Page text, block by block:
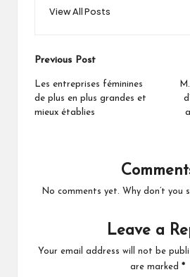
View All Posts
Post
navigation
Previous Post
Les entreprises féminines
de plus en plus grandes et
mieux établies
No comments yet. Why don’t you
Leave a
Your email address will not be
are marked *